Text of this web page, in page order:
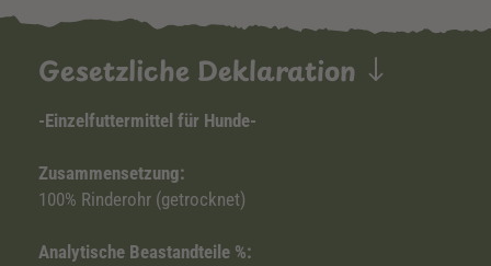
Gesetzliche Deklaration
-Einzelfuttermittel für Hunde-
Zusammensetzung:
100% Rinderohr (getrocknet)
Analytische Beastandteile %: